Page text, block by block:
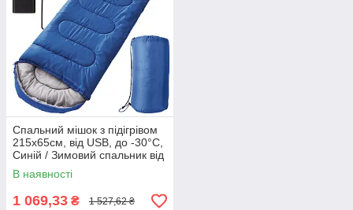
Спальний мішок з підігрівом
215х65см, від USB, до -30°C,
Синій / Зимовий спальник від
повербанка / Спальник з
капюшоном
В наявності
1 069,33 ₴ 1 527,62 ₴